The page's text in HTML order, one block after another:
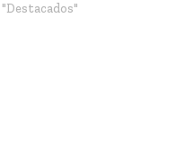
"Destacados"